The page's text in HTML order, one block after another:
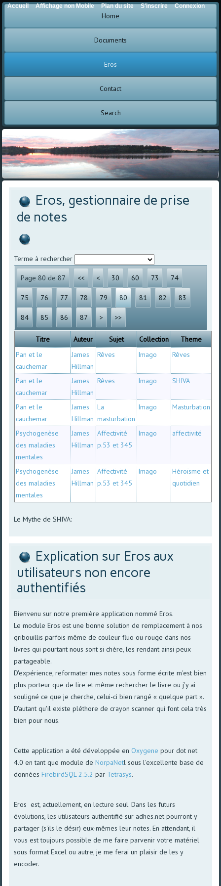
Home
Documents
Eros
Contact
Search
Eros, gestionnaire de prise
de notes
Terme à rechercher
Page 80 de 87 << < 30 60 73 74
75 76 77 78 79 80 81 82 83
84 85 86 87 > >>
Titre Auteur Sujet Collection
Theme
Pan et le
cauchemar
James
Hillman
Rêves Imago Rêves
Pan et le
cauchemar
James
Hillman
Rêves Imago SHIVA
Pan et le
cauchemar
James
Hillman
La
masturbation
Imago Masturbation
Psychogenèse
des maladies
mentales
James
Hillman
Affectivité
p.53 et 345
Imago affectivité
Psychogenèse
des maladies
mentales
James
Hillman
Affectivité
p.53 et 345
Imago
Héroïsme et
quotidien
Le Mythe de SHIVA:
Explication sur Eros aux
utilisateurs non encore
authentifiés
Bienvenu sur notre première application nommé Eros.
Le module Eros est une bonne solution de remplacement à nos
gribouillis parfois même de couleur fluo ou rouge dans nos
livres qui pourtant nous sont si chère, les rendant ainsi peux
partageable.
D'expérience, reformater mes notes sous forme écrite m'est bien
plus porteur que de lire et même rechercher le livre ou j'y ai
souligné ce que je cherche, celui-ci bien rangé « quelque part ».
D'autant qu'il existe pléthore de crayon scanner qui font cela très
bien pour nous.
Cette application a été développée en Oxygene pour dot net
4.0 en tant que module deNorpaNetl sous l'excellente base de
donnéesFirebirdSQL 2.5.2 par Tetrasys.
Eros est, actuellement, en lecture seul. Dans les futurs
évolutions, les utilisateurs authentifié sur adhes.net pourront y
partager (s'ils le désir) eux-mêmes leur notes. En attendant, il
vous est toujours possible de me faire parvenir votre matériel
sous format Excel ou autre, je me ferai un plaisir de les y
encoder.
Accueil Affichage non Mobile Plan du site S'inscrire Connexion